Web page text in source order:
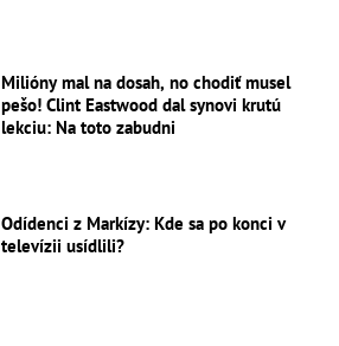
Milióny mal na dosah, no chodiť musel
pešo! Clint Eastwood dal synovi krutú
lekciu: Na toto zabudni
Odídenci z Markízy: Kde sa po konci v
televízii usídlili?